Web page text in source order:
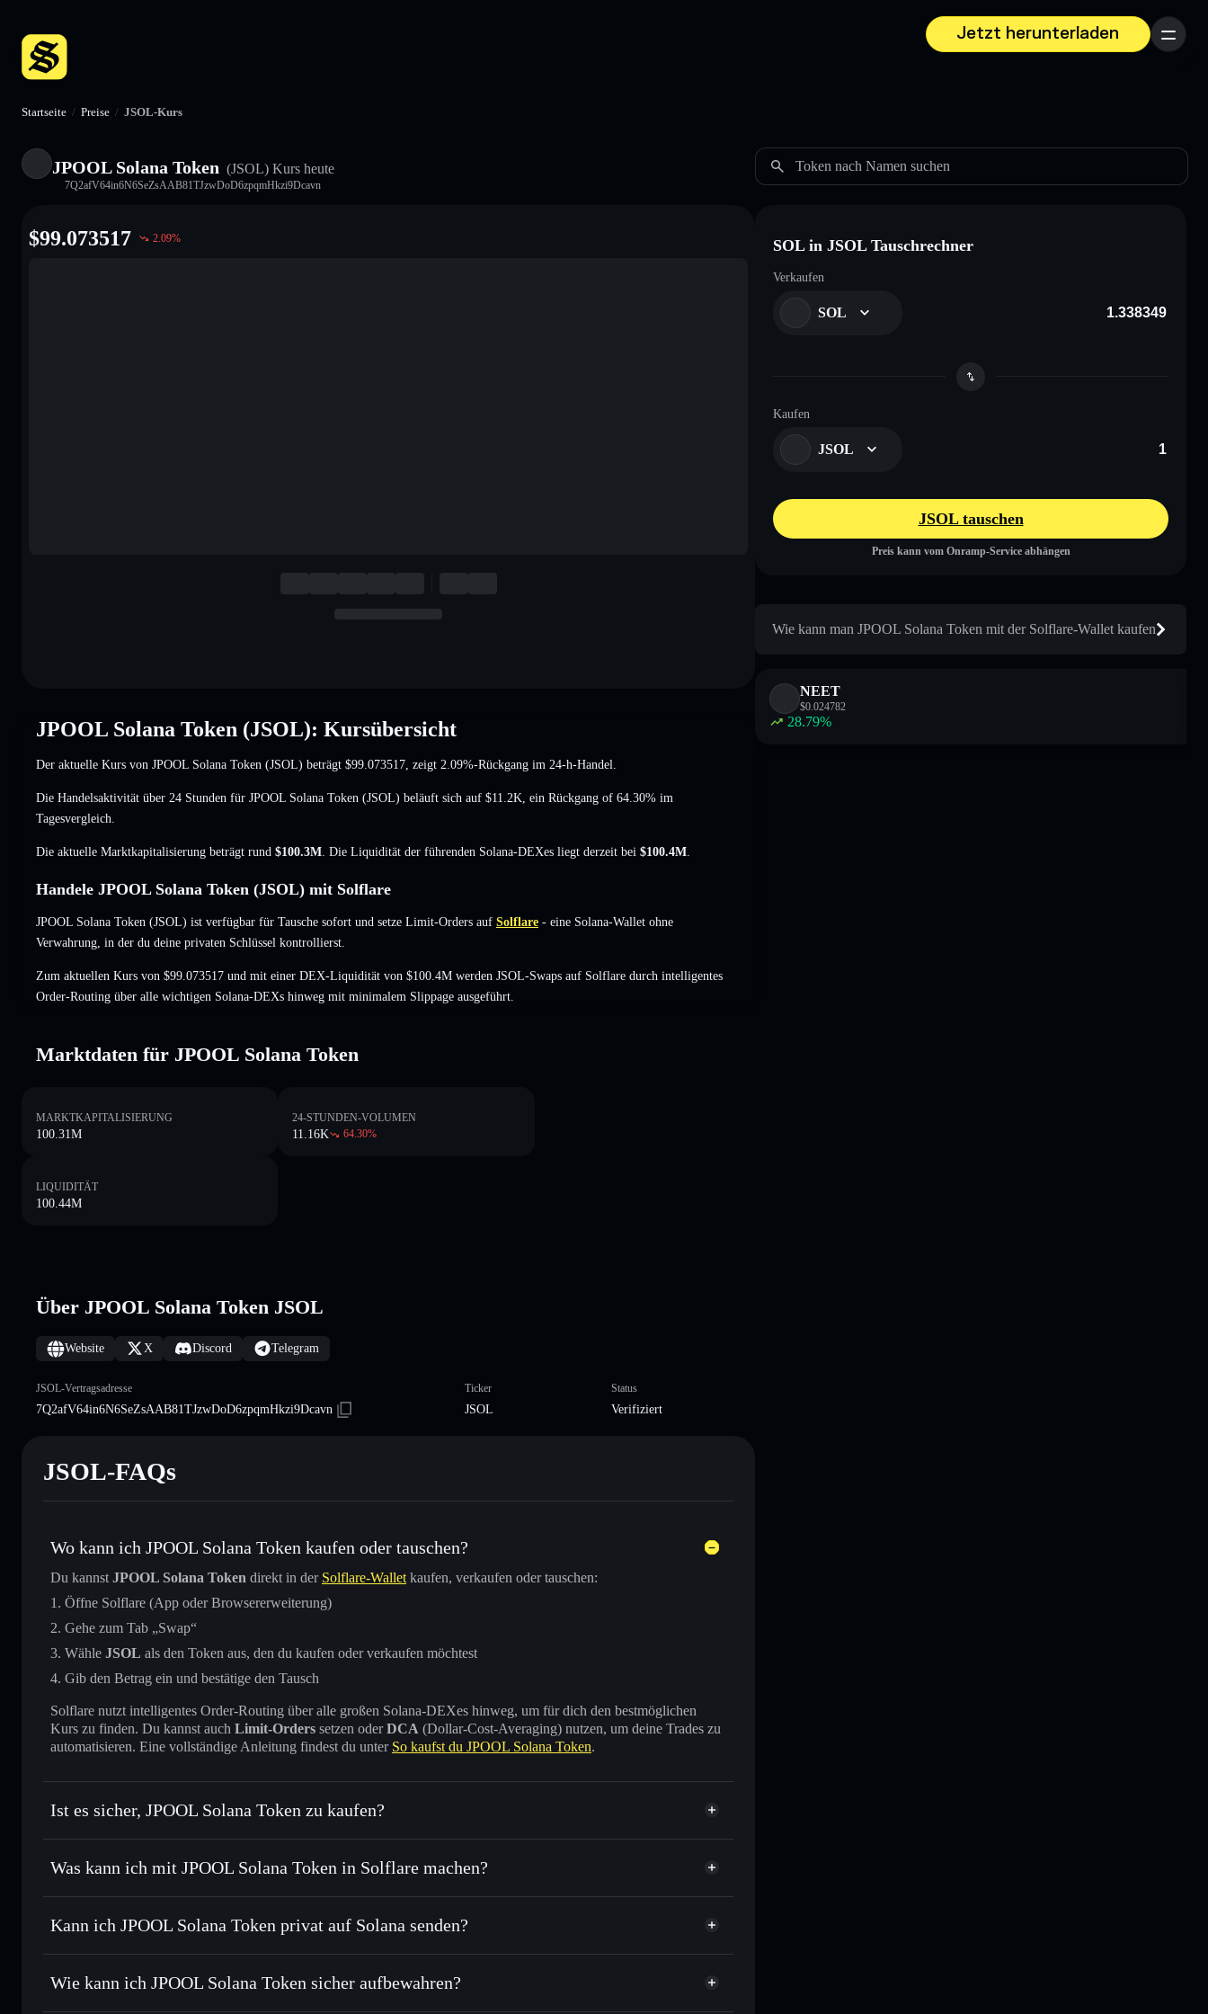
Jetzt herunterladen
Menü
Startseite / Preise / JSOL-Kurs
JPOOL Solana Token (JSOL) Kurs heute
7Q2afV64in6N6SeZsAAB81TJzwDoD6zpqmHkzi9Dcavn
Token nach Namen suchen
$99.073517 2.09%
JPOOL Solana Token (JSOL): Kursübersicht
Der aktuelle Kurs von JPOOL Solana Token (JSOL) beträgt $99.073517 , zeigt 2.09%-Rückgang im 24-h-Handel.
Die Handelsaktivität über 24 Stunden für JPOOL Solana Token (JSOL) beläuft sich auf $11.2K ein Rückgang of 64.30% im
Tagesvergleich.
Die aktuelle Marktkapitalisierung beträgt rund $100.3M . Die Liquidität der führenden Solana-DEXes liegt derzeit bei $100.4M
Handele JPOOL Solana Token (JSOL) mit Solflare
JPOOL Solana Token (JSOL) ist verfügbar für Tausche sofort und setze Limit-Orders auf Solflare - eine Solana-Wallet ohne
Verwahrung, in der du deine privaten Schlüssel kontrollierst.
Zum aktuellen Kurs von $99.073517 und mit einer DEX-Liquidität von $100.4M werden JSOL-Swaps auf Solflare durch intelligentes
Order-Routing über alle wichtigen Solana-DEXs hinweg mit minimalem Slippage ausgeführt.
Marktdaten für JPOOL Solana Token
MARKTKAPITALISIERUNG
100.31M
24-STUNDEN-VOLUMEN
11.16K 64.30%
LIQUIDITÄT
100.44M
Über JPOOL Solana Token JSOL
Website X Discord Telegram
JSOL-Vertragsadresse
7Q2afV64in6N6SeZsAAB81TJzwDoD6zpqmHkzi9Dcavn
Ticker
JSOL
Status
Verifiziert
JSOL-FAQs
Wo kann ich JPOOL Solana Token kaufen oder tauschen?
Du kannst JPOOL Solana Token direkt in der Solflare-Wallet kaufen, verkaufen oder tauschen:
Öffne Solflare (App oder Browsererweiterung)
Gehe zum Tab „Swap“
Wähle JSOL als den Token aus, den du kaufen oder verkaufen möchtest
Gib den Betrag ein und bestätige den Tausch
Solflare nutzt intelligentes Order-Routing über alle großen Solana-DEXes hinweg, um für dich den bestmöglichen
Kurs zu finden. Du kannst auch Limit-Orders setzen oderDCA (Dollar-Cost-Averaging) nutzen, um deine Trades zu
automatisieren. Eine vollständige Anleitung findest du unter So kaufst du JPOOL Solana Token.
Ist es sicher, JPOOL Solana Token zu kaufen?
JPOOL Solana Token verifizierter Token
Was kann ich mit JPOOL Solana Token in Solflare machen?
JPOOL Solana Token
Solflare-Wallet
Sofort tauschen– handle JSOL gegen SOL, USDC oder Tausende anderer Solana-Tokens mit intelligentem Order
Durchschnittskosteneffekt nutzen– Schritt für Schritt per Durchschnittskosteneffekt in JSOL einsteigen
Kann ich JPOOL Solana Token privat auf Solana senden?
Solflare-Wallet Privacy Aggregator
JPOOL Solana
Token
Wie kann ich JPOOL Solana Token sicher aufbewahren?
SOL in JSOL Tauschrechner
Verkaufen
SOL
Kaufen
JSOL
JSOL tauschen
Preis kann vom Onramp-Service abhängen
Wie kann man JPOOL Solana Token mit der Solflare-Wallet kaufen
NEET
$0.024782
28.79%